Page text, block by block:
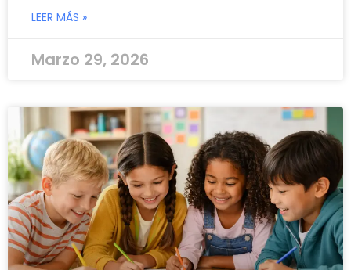
LEER MÁS »
Marzo 29, 2026